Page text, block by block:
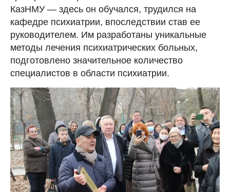
КазНМУ — здесь он обучался, трудился на
кафедре психиатрии, впоследствии став ее
руководителем. Им разработаны уникальные
методы лечения психиатрических больных,
подготовлено значительное количество
специалистов в области психиатрии.